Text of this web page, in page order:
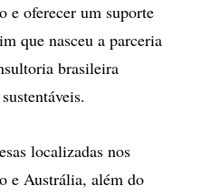
e oferecer um suporte
que nasceu a parceria
brasileira
localizadas nos
e Austrália, além do